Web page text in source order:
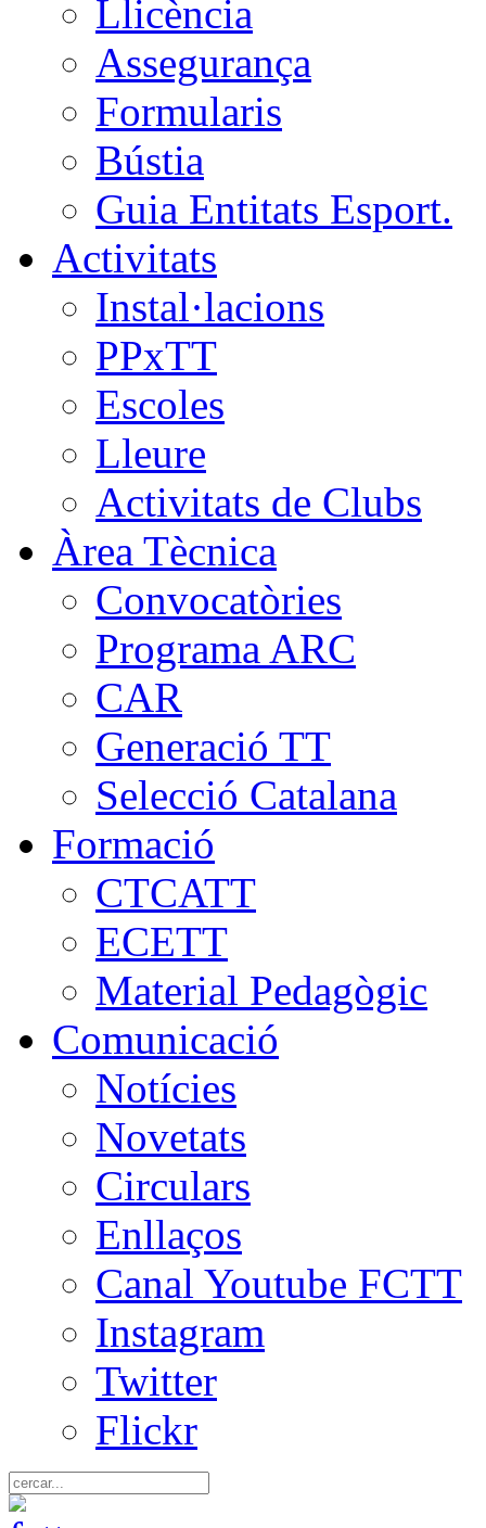
Llicència
Assegurança
Formularis
Bústia
Guia Entitats Esport.
Activitats
Instal·lacions
PPxTT
Escoles
Lleure
Activitats de Clubs
Àrea Tècnica
Convocatòries
Programa ARC
CAR
Generació TT
Selecció Catalana
Formació
CTCATT
ECETT
Material Pedagògic
Comunicació
Notícies
Novetats
Circulars
Enllaços
Canal Youtube FCTT
Instagram
Twitter
Flickr